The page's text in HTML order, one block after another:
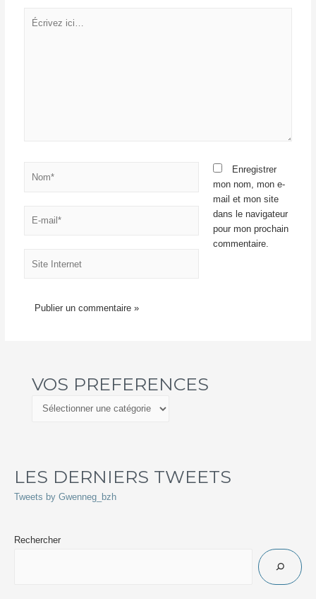
Enregistrer
mon nom, mon e-
mail et mon site
dans le navigateur
pour mon prochain
commentaire.
VOS PREFERENCES
LES DERNIERS TWEETS
Tweets by Gwenneg_bzh
Rechercher